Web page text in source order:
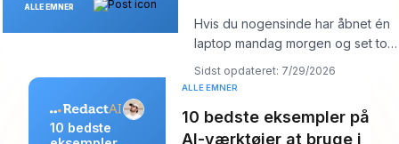
ALLE EMNER
Hvis du nogensinde har åbnet én
laptop mandag morgen og set tolv
logins, seks kundekalendere, tre
br
Sidst opdateret: 7/29/2026
10 bedste
ALLE EMNER
10 bedste eksempler på
AI-værktøjer at bruge i